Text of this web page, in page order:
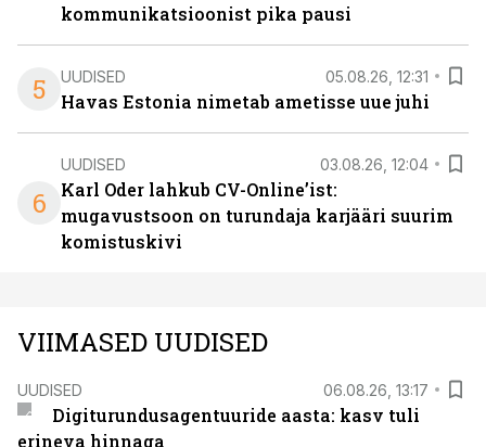
kommunikatsioonist pika pausi
5 UUDISED 05.08.26, 12:31
Havas Estonia nimetab ametisse uue juhi
6
UUDISED 03.08.26, 12:04
Karl Oder lahkub CV-Online’ist:
mugavustsoon on turundaja karjääri suurim
komistuskivi
VIIMASED UUDISED
UUDISED 06.08.26, 13:17
Digiturundusagentuuride aasta: kasv tuli
erineva hinnaga